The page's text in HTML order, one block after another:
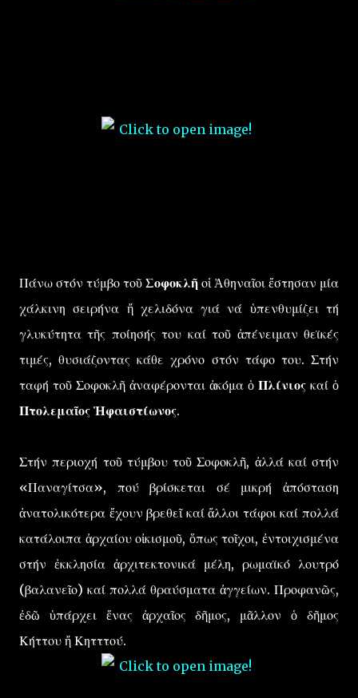
Πάνω στόν τύμβο τοῦ Σοφοκλῆ οἱ Ἀθηναῖοι ἔστησαν μία
χάλκινη σειρήνα ἤ χελιδόνα γιά νά ὑπενθυμίζει τή
γλυκύτητα τῆς ποίησής του καί τοῦ ἀπένειμαν θεϊκές
τιμές, θυσιάζοντας κάθε χρόνο στόν τάφο του. Στήν
ταφή τοῦ Σοφοκλῆ ἀναφέρονται ἀκόμα ὁ Πλίνιος καί ὁ
Πτολεμαῖος Ἡφαιστίωνος.
Στήν περιοχή τοῦ τύμβου τοῦ Σοφοκλῆ, ἀλλά καί στήν
«Παναγίτσα», πού βρίσκεται σέ μικρή ἀπόσταση
ἀνατολικότερα ἔχουν βρεθεῖ καί ἄλλοι τάφοι καί πολλά
κατάλοιπα ἀρχαίου οἰκισμοῦ, ὅπως τοῖχοι, ἐντοιχισμένα
στήν ἐκκλησία ἀρχιτεκτονικά μέλη, ρωμαϊκό λουτρό
(βαλανεῖο) καί πολλά θραύσματα ἀγγείων. Προφανῶς,
ἐδῶ ὑπάρχει ἕνας ἀρχαῖος δῆμος, μᾶλλον ὁ δῆμος
Κήττου ἤ Κητττού.